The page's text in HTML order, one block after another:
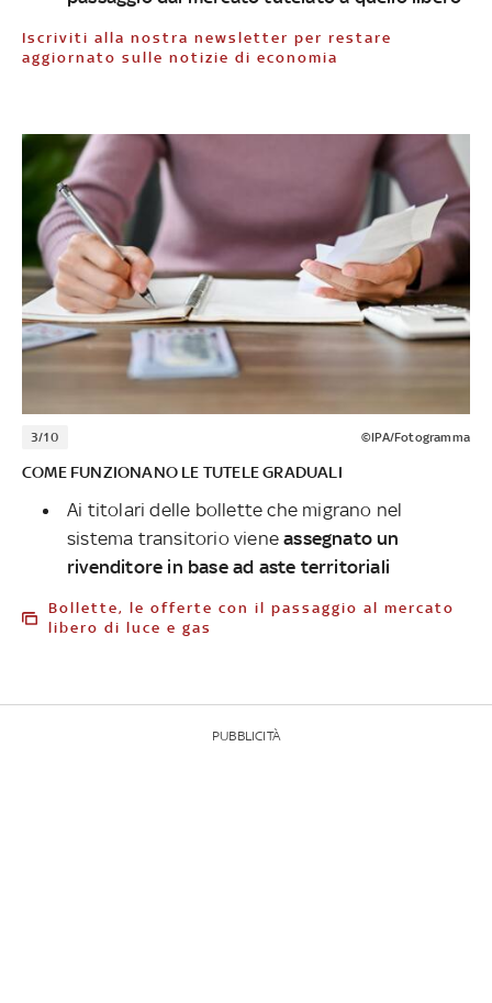
Iscriviti alla nostra newsletter per restare
aggiornato sulle notizie di economia
3/10 ©IPA/Fotogramma
COME FUNZIONANO LE TUTELE GRADUALI
Ai titolari delle bollette che migrano nel
sistema transitorio vieneassegnato un
rivenditore in base ad aste territoriali
Bollette, le offerte con il passaggio al mercato
libero di luce e gas
PUBBLICITÀ